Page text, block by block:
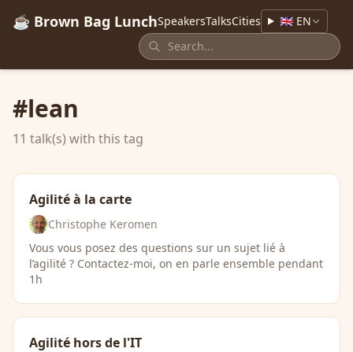
☕ Brown Bag LunchSpeakersTalksCities 🇬🇧 EN
#lean
11 talk(s) with this tag
Agilité à la carte
Christophe Keromen
Vous vous posez des questions sur un sujet lié à
l’agilité ? Contactez-moi, on en parle ensemble pendant
1h
Agilité hors de l'IT